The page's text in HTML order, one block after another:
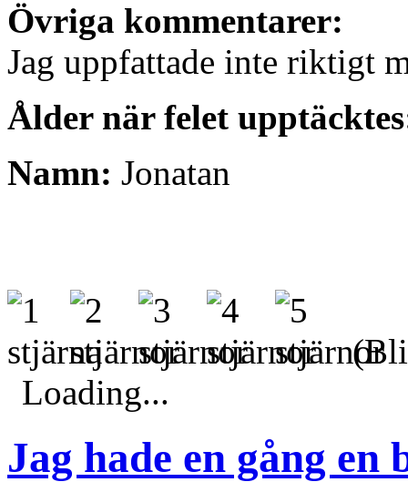
Övriga kommentarer:
Jag uppfattade inte riktigt
Ålder när felet
Namn: Jonatan
(Bli
Loading...
Jag hade en gång en